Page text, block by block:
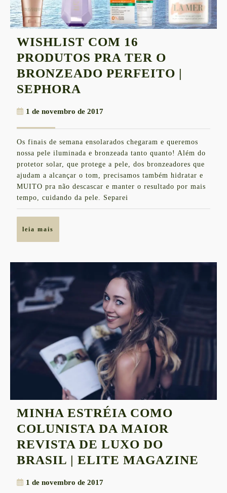
WISHLIST COM 16
PRODUTOS PRA TER O
BRONZEADO PERFEITO |
SEPHORA
16
PRODUTOS
PRA
TER
O
BRONZEADO
PERFEITO
1 de novembro de 20171
de
2017
Os finais de semana ensolarados chegaram e queremos
nossa pele iluminada e bronzeada tanto quanto! Além do
protetor solar, que protege a pele, dos bronzeadores que
ajudam a alcançar o tom, precisamos também hidratar e
MUITO pra não descascar e manter o resultado por mais
tempo, cuidando da pele. Separei
leia mais
MINHA ESTRÉIA COMO
COLUNISTA DA MAIOR
REVISTA DE LUXO DO
BRASIL | ELITE MAGAZINE
1 de novembro de 20171